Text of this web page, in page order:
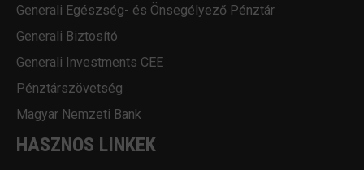
Generali Egészség- és Önsegélyező Pénztár
Generali Biztosító
Generali Investments CEE
Pénztárszövetség
Magyar Nemzeti Bank
HASZNOS LINKEK